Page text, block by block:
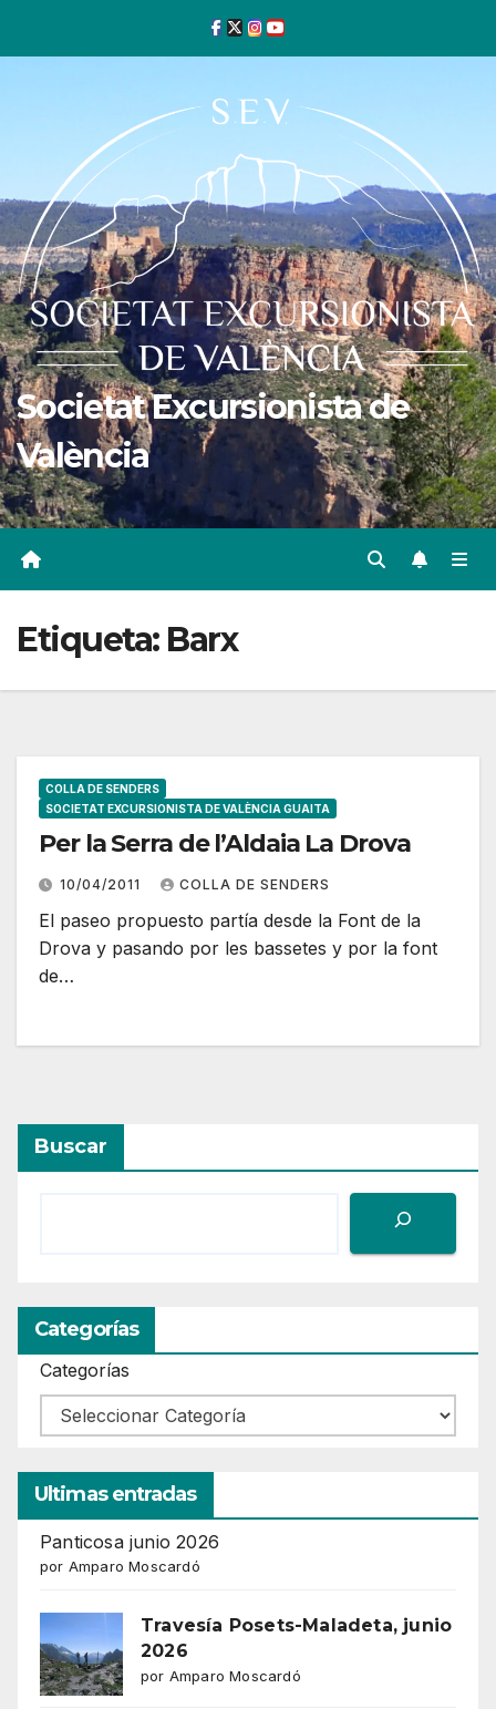
Societat Excursionista de
València
Etiqueta: Barx
COLLA DE SENDERS
SOCIETAT EXCURSIONISTA DE VALÈNCIA GUAITA
Per la Serra de l’Aldaia La Drova
10/04/2011 COLLA DE SENDERS
El paseo propuesto partía desde la Font de la
Drova y pasando por les bassetes y por la font
de…
Buscar
Categorías
Categorías
Ultimas entradas
Panticosa junio 2026
por Amparo Moscardó
Travesía Posets-Maladeta, junio
2026
por Amparo Moscardó